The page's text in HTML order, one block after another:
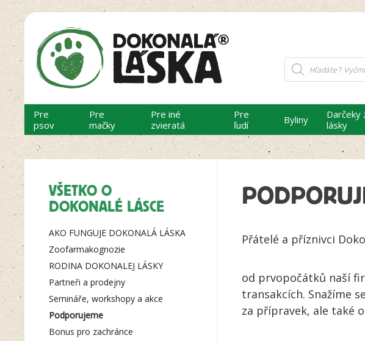
Products
search
Pre
psov
Pre
mačky
Pre iné
zvieratá
Pre
ľudí
Byliny
Darčeky
lásky
VŠETKO O
DOKONALÉ LÁSCE
AKO FUNGUJE DOKONALÁ LÁSKA
Zoofarmakognozie
RODINA DOKONALEJ LÁSKY
Partneři a prodejny
Semináře, workshopy a akce
Podporujeme
Bonus pro zachránce
Přátelé a příznivci
od prvopočátků naší
transakcích. Snažíme
za přípravek, ale také